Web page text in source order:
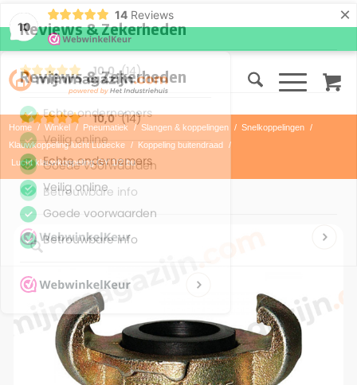
10
14 Reviews ×
Home / Winkel / Pneumatiek / Slangen & koppelingen / Snelkoppelingen
/
Klauwkoppeling lucht Ludecke
/ Koppeling buitendraad
/
Lucht klauwkoppeling GY 1/2 bu